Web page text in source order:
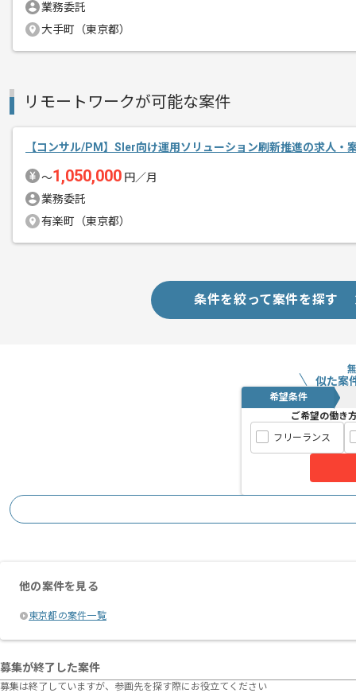
業務委託
大手町（東京都）
リモートワークが可能な案件
【コンサル/PM】SIer向け運用ソリューション刷新推進の求人・
〜1,050,000 円／月
業務委託
有楽町（東京都）
条件を絞って案件を探す
似た案
希望条件
ご希望の働き
フリーランス
他の案件を見る
東京都の案件一覧
募集が終了した案件
募集は終了していますが、参画先を探す際にお役立てください